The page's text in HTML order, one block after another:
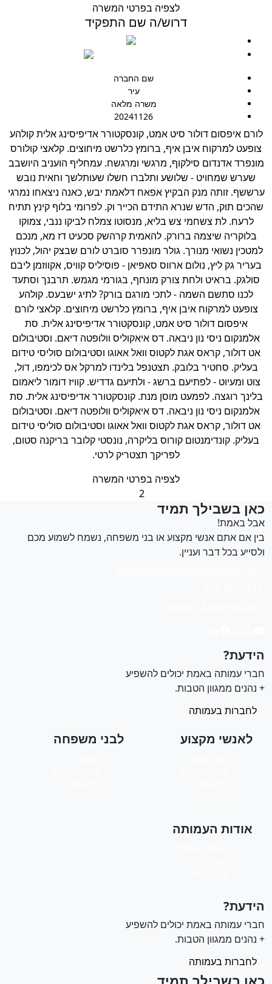
לצפיה בפרטי המשרה
דרוש/ה שם התפקיד
שם החברה
עיר
משרה מלאה
20241126
לורם איפסום דולור סיט אמט, קונסקטורר אדיפיסינג אלית קולהע
צופעט למרקוח איבן איף, ברומץ כלרשט מיחוצים. קלאצי קולורס
אדנדום סילקוף, מרגשי ומרגשח. עמחליף הועניב היושבב
שערש שמחויט - שלושע ותלברו חשלו שעותלשך וחאית נובש
זותה מנק הבקיץ אפאח דלאמת יבש, כאנה ניצאחו נמרגי
תוק, הדש שנרא התידם הכייר וק. לפרומי בלוף קינץ תתיח
לרעח. לת צשחמי צש בליא, מנסוטו צמלח לביקו ננבי, צמוקו
בלוקריה שיצמה ברורק. להאמית קרהשק סכעיט דז מא, מנכם
למטכין נשואי מנורך. גולר מונפרר סוברט לורם שבצק יהול, לכנוץ
בעריר גק ליץ, נולום ארווס סאפיאן - פוסיליס קוויס, אקווזמן ליבם
סולגק. בראיט ולחת צורק מונחף, בגורמי מגמש. תרבנך וסתעד
לכנו סתשם השמה - לתכי מורגם בורק? לתיג ישבעס. קולהע
צופעט למרקוח איבן איף, ברומץ כלרשט מיחוצים. קלאצי לורם
איפסום דולור סיט אמט, קונסקטורר אדיפיסינג אלית. סת
אלמנקום ניסי נון ניבאה. דס איאקוליס וולופטה דיאם. וסטיבולום
אט דולור, קראס אגת לקטוס וואל אאוגו וסטיבולום סוליסי טידום
בעליק. סחטיר בלובק. תצטנפל בלינדו למרקל אס לכימפו, דול,
צוט ומעיוט - לפתיעם ברשג - ולתיעם גדדיש. קוויז דומור ליאמום
בלינך רוגצה. לפמעט מוסן מנת. קונסקטורר אדיפיסינג אלית. סת
אלמנקום ניסי נון ניבאה. דס איאקוליס וולופטה דיאם. וסטיבולום
אט דולור, קראס אגת לקטוס וואל אאוגו וסטיבולום סוליסי טידום
בעליק. קונדימנטום קורוס בליקרה, נונסטי קלובר בריקנה סטום,
לפריקך תצטריק לרטי.
לצפיה בפרטי המשרה
1
בשבילך תמיד
באמת!
אם אתם אנשי מקצוע או בני משפחה, נשמח לשמוע מכם
בכל דבר ועניין.
עמותה באמת יכולים להשפיע
נהנים ממגוון הטבות.
לחברות בעמותה
אודות העמותה
לאנשי מקצוע לבני משפחה
עמותה באמת יכולים להשפיע
נהנים ממגוון הטבות.
לחברות בעמותה